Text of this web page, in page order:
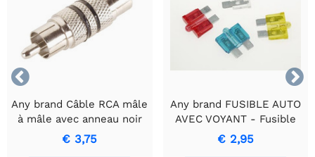


Any brand Câble RCA mâle
à mâle avec anneau noir
pour un transfert de
signal de haute qualité
€ 3,75
Any brand FUSIBLE AUTO
AVEC VOYANT - Fusible
bleu 15A
€ 2,95